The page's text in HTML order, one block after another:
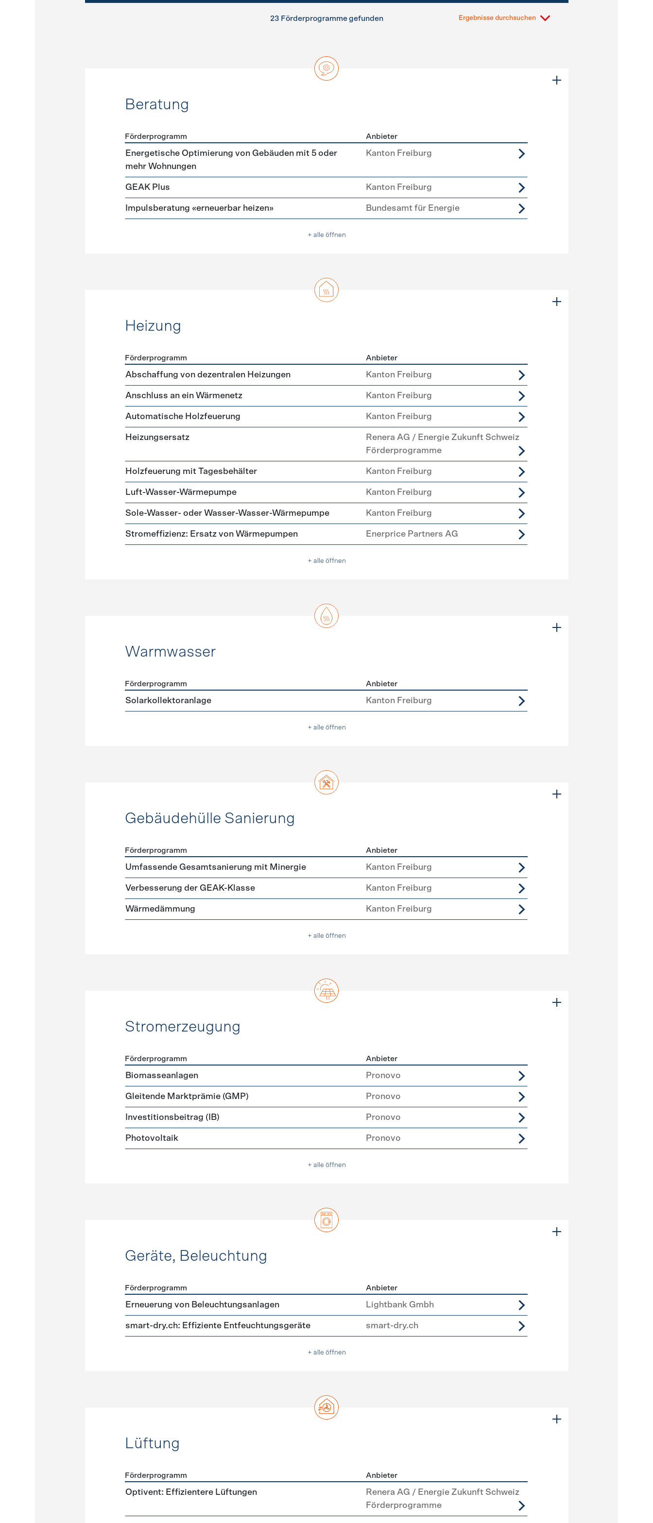
23 Förderprogramme gefunden Ergebnisse durchsuchen
Beratung
Förderprogramme Beratung
Förderprogramm Anbieter
Energetische Optimierung von Gebäuden mit 5 oder
mehr Wohnungen
Kanton Freiburg
GEAK Plus Kanton Freiburg
Impulsberatung «erneuerbar heizen» Bundesamt für Energie
+ alle öffnen
Heizung
Förderprogramme Heizung
Förderprogramm Anbieter
Abschaffung von dezentralen Heizungen Kanton Freiburg
Anschluss an ein Wärmenetz Kanton Freiburg
Automatische Holzfeuerung Kanton Freiburg
Heizungsersatz
Renera AG / Energie Zukunft Schweiz
Förderprogramme
Holzfeuerung mit Tagesbehälter Kanton Freiburg
Luft-Wasser-Wärmepumpe Kanton Freiburg
Sole-Wasser- oder Wasser-Wasser-Wärmepumpe Kanton Freiburg
Stromeffizienz: Ersatz von Wärmepumpen Enerprice Partners AG
+ alle öffnen
Warmwasser
Förderprogramme Warmwasser
Förderprogramm Anbieter
Solarkollektoranlage Kanton Freiburg
+ alle öffnen
Gebäudehülle Sanierung
Förderprogramme Gebäudehülle Sanierung
Förderprogramm Anbieter
Umfassende Gesamtsanierung mit Minergie Kanton Freiburg
Verbesserung der GEAK-Klasse Kanton Freiburg
Wärmedämmung Kanton Freiburg
+ alle öffnen
Stromerzeugung
Förderprogramme
Förderprogramm Anbieter
Biomasseanlagen Pronovo
Gleitende Marktprämie (GMP) Pronovo
Investitionsbeitrag (IB) Pronovo
Photovoltaik Pronovo
+ alle öffnen
Geräte, Beleuchtung
Förderprogramme Geräte, Beleuchtung
Förderprogramm Anbieter
Erneuerung von Beleuchtungsanlagen Lightbank Gmbh
smart-dry.ch: Effiziente Entfeuchtungsgeräte smart-dry.ch
+ alle öffnen
Lüftung
Förderprogramme Lüftung
Förderprogramm Anbieter
Optivent: Effizientere Lüftungen
Renera AG / Energie Zukunft Schweiz
Förderprogramme